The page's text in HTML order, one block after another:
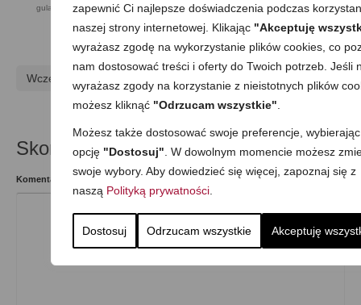
zapewnić Ci najlepsze doświadczenia podczas
naszej strony internetowej. Klikając "Akceptuję
wyrażasz zgodę na wykorzystanie plików cookies, co
nam dostosować treści i oferty do Twoich potrzeb. Jeśli
wyrażasz zgody na korzystanie z nieistotnych plików
możesz kliknąć "Odrzucam wszystkie"
Możesz także dostosować swoje preferencje, wybierając
opcję "Dostosuj" . W dowolnym momencie możesz
swoje wybory. Aby dowiedzieć się więcej, zapoznaj się z
naszą Polityką prywatności.
Dostosuj Odrzucam wszystkie Akceptuję
gulasze
Wcześniejszy Następny
Skomentuj
Komentarz